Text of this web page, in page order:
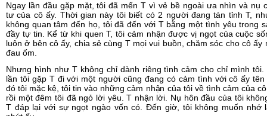
Ngay lần đầu gặp mặt, tôi đã mến T vì vẻ bề ngoài ưa nhìn và nụ
tư của cô ấy. Thời gian này tôi biết có 2 người đang tán tỉnh T,
không quan tâm đến họ, tôi đã đến với T bằng một tình yêu trong
đầy tự tin. Kể từ khi quen T, tôi cảm nhận được vị ngọt của cuộc
luôn ở bên cô ấy, chia sẻ cùng T mọi vui buồn, chăm sóc cho cô ấy
đau ốm.
Nhưng hình như T không chỉ dành riêng tình cảm cho chỉ mình tôi.
lần tôi gặp T đi với một người cũng đang có cảm tình với cô ấy tên
đó tôi mặc kệ, tôi tin vào những cảm nhận của tôi về tình cảm của
rồi một đêm tôi đã ngỏ lời yêu. T nhận lời. Nụ hôn đầu của tôi
T đáp lại với sự ngọt ngào vốn có. Đến giờ, tôi không muốn nhớ